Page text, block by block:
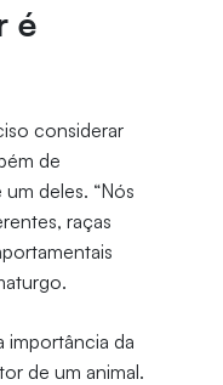
é
considerar
de
deles. “Nós
raças
importância da
de um animal.